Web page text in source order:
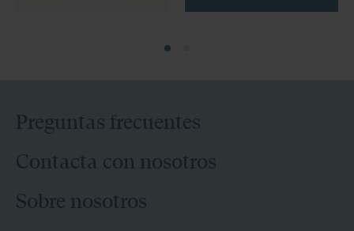
Preguntas frecuentes
Contacta con nosotros
Sobre nosotros